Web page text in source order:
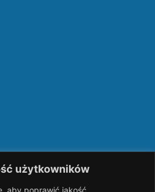
użytkowników
aby poprawić jakość